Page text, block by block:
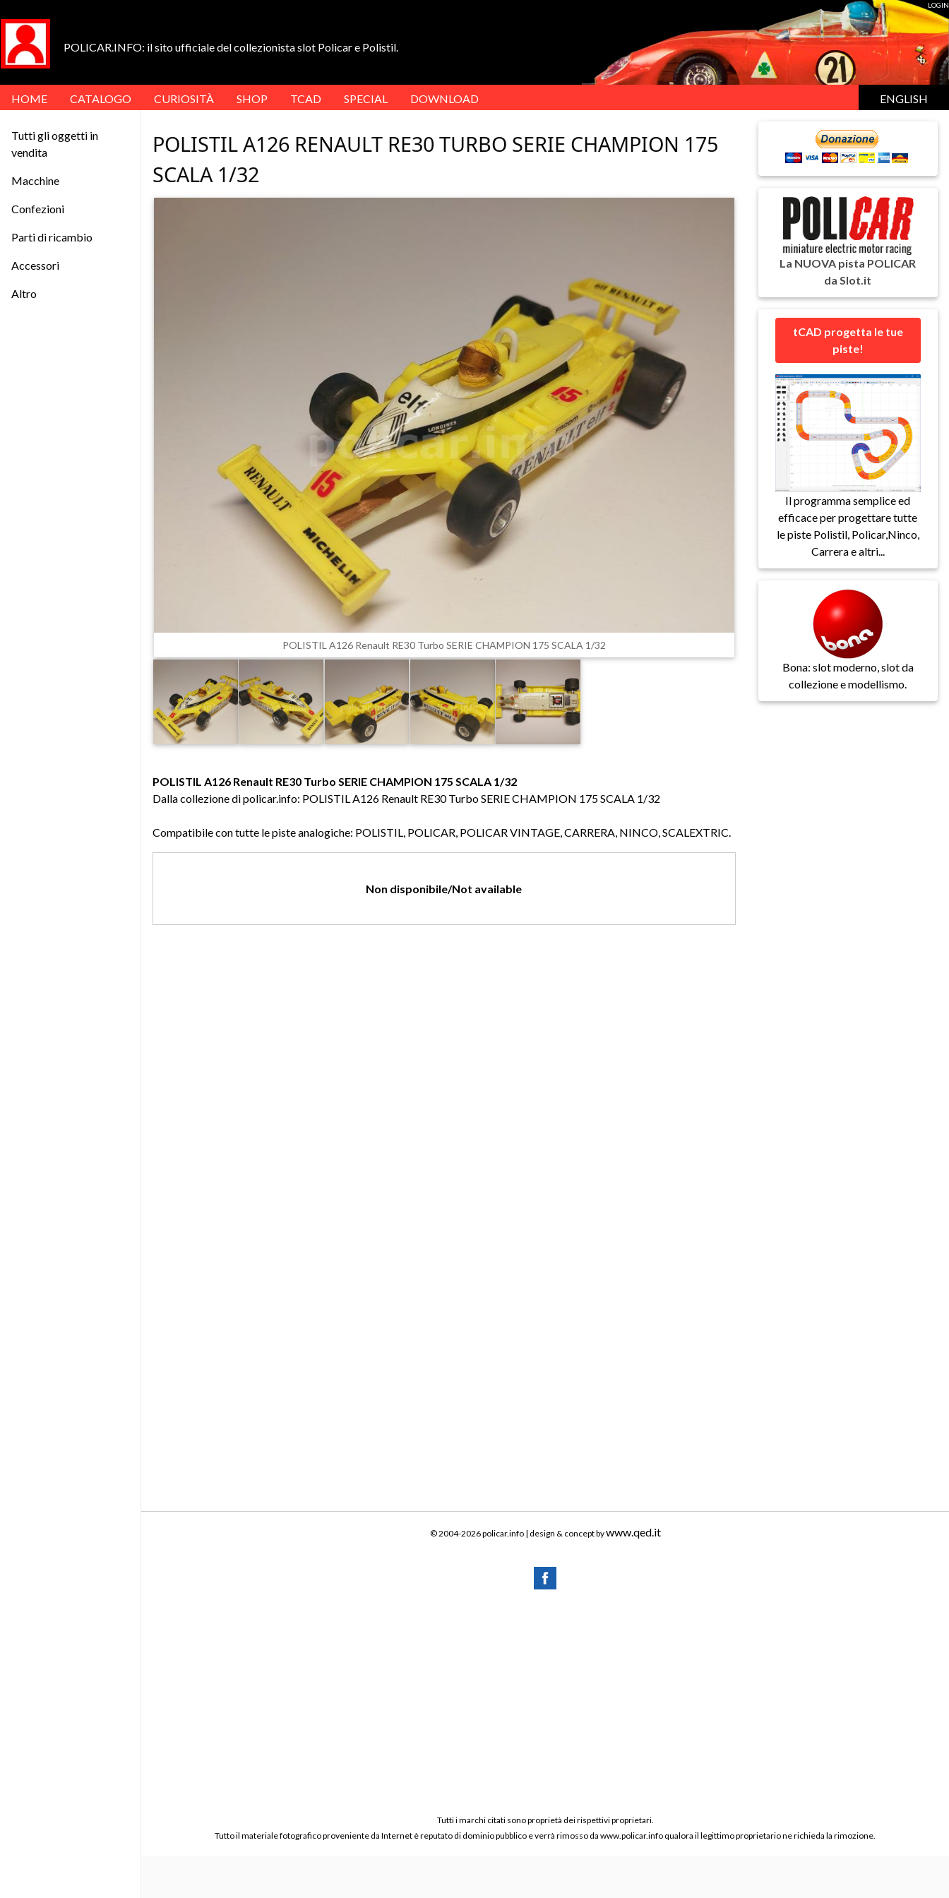
LOGIN
POLICAR.INFO: il sito ufficiale del collezionista slot Policar e Polistil.
HOME CATALOGO CURIOSITÀ SHOP TCAD SPECIAL DOWNLOAD ENGLISH
Tutti gli oggetti in
vendita
Macchine
Confezioni
Parti di ricambio
Accessori
Altro
POLISTIL A126 RENAULT RE30 TURBO SERIE CHAMPION 175
SCALA 1/32
POLISTIL A126 Renault RE30 Turbo SERIE CHAMPION 175 SCALA 1/32
POLISTIL A126 Renault RE30 Turbo SERIE CHAMPION 175 SCALA 1/32
Dalla collezione di policar.info: POLISTIL A126 Renault RE30 Turbo SERIE CHAMPION 175 SCALA 1/32
Compatibile con tutte le piste analogiche: POLISTIL, POLICAR, POLICAR VINTAGE, CARRERA, NINCO, SCALEXTRIC.
Non disponibile/Not available
La NUOVA pista POLICAR
da Slot.it
tCAD progetta le tue
piste!
Il programma semplice ed
efficace per progettare tutte
le piste Polistil, Policar,Ninco,
Carrera e altri...
Bona: slot moderno, slot da
collezione e modellismo.
© 2004-2026 policar.info | design & concept bywww.qed.it
Tutti i marchi citati sono proprietà dei rispettivi proprietari.
Tutto il materiale fotografico proveniente da Internet è reputato di dominio pubblico e verrà rimosso da www.policar.info qualora il legittimo proprietario ne richieda la rimozione.